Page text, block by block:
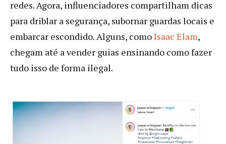
redes. Agora, influenciadores compartilham dicas
para driblar a segurança, subornar guardas locais e
embarcar escondido. Alguns, comoIsaac Elam,
chegam até a vender guias ensinando como fazer
tudo isso de forma ilegal.